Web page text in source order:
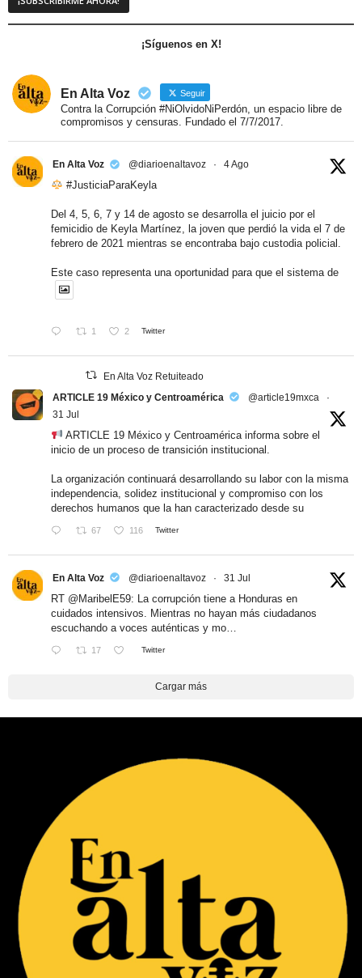
¡Síguenos en X!
En Alta Voz Seguir
Contra la Corrupción #NiOlvidoNiPerdón, un espacio libre de
compromisos y censuras. Fundado el 7/7/2017.
En Alta Voz @diarioenaltavoz · 4 Ago
#JusticiaParaKeyla
Del 4, 5, 6, 7 y 14 de agosto se desarrolla el juicio por el
femicidio de Keyla Martínez, la joven que perdió la vida el 7 de
febrero de 2021 mientras se encontraba bajo custodia policial.
Este caso representa una oportunidad para que el sistema de
1 2 Twitter
En Alta Voz Retuiteado
ARTICLE 19 México y Centroamérica
@article19mxca
·
31 Jul
ARTICLE 19 México y Centroamérica informa sobre el
inicio de un proceso de transición institucional.
La organización continuará desarrollando su labor con la misma
independencia, solidez institucional y compromiso con los
derechos humanos que la han caracterizado desde su
67 116 Twitter
En Alta Voz @diarioenaltavoz · 31 Jul
RT @MaribelE59: La corrupción tiene a Honduras en
cuidados intensivos. Mientras no hayan más ciudadanos
escuchando a voces auténticas y mo…
17 Twitter
Cargar más